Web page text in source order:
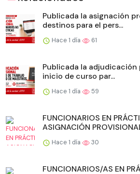
Publicada la asignación
destinos para el pers...
Hace 1 día 61
Publicada la adjudicación
inicio de curso par...
Hace 1 día 59
FUNCIONARIOS EN
ASIGNACIÓN
Hace 1 día 30
FUNCIONARIOS/AS EN